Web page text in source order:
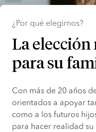
¿Por qué elegirnos?
La elección
para su
Con más de 20 años
orientados a apoyar
como a los futuros
para hacer realidad